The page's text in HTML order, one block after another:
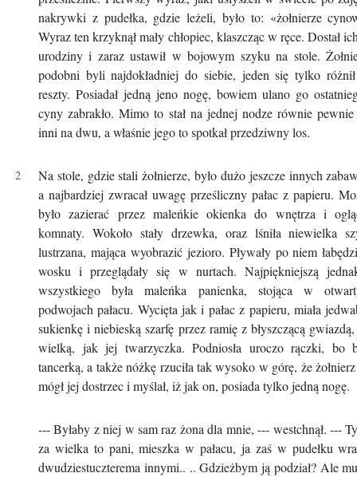
nakrywki z pudełka, gdzie leżeli, było to: «żołnierze
Wyraz ten krzyknął mały chłopiec, klaszcząc w ręce. Dostał
urodziny i zaraz ustawił w bojowym szyku na stole.
podobni byli najdokładniej do siebie, jeden się tylko
reszty. Posiadał jedną jeno nogę, bowiem ulano go
cyny zabrakło. Mimo to stał na jednej nodze równie
inni na dwu, a właśnie jego to spotkał przedziwny los.
Na stole, gdzie stali żołnierze, było dużo jeszcze innych
a najbardziej zwracał uwagę prześliczny pałac z papieru.
było zazierać przez maleńkie okienka do wnętrza i
komnaty. Wokoło stały drzewka, oraz lśniła niewielka
lustrzana, mająca wyobrazić jezioro. Pływały po niem
wosku i przeglądały się w nurtach. Najpiękniejszą
wszystkiego była maleńka panienka, stojąca w
podwojach pałacu. Wycięta jak i pałac z papieru, miała
sukienkę i niebieską szarfę przez ramię z błyszczącą
wielką, jak jej twarzyczka. Podniosła uroczo rączki, bo
tancerką, a także nóżkę rzuciła tak wysoko w górę, że
mógł jej dostrzec i myślał, iż jak on, posiada tylko jedną nogę.
--- Byłaby z niej w sam raz żona dla mnie, --- westchnął. ---
za wielka to pani, mieszka w pałacu, ja zaś w pudełku
dwudziestuczterema innymi.. .. Gdzieżbym ją podział? Ale